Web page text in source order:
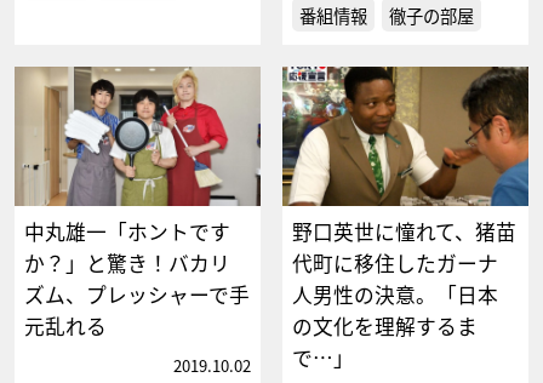
番組情報 徹子の部屋
中丸雄一「ホントです
か？」と驚き！バカリ
ズム、プレッシャーで手
元乱れる
2019.10.02
野口英世に憧れて、猪苗
代町に移住したガーナ
人男性の決意。「日本
の文化を理解するま
で…」